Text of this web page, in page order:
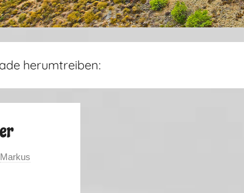
herumtreiben:
Markus